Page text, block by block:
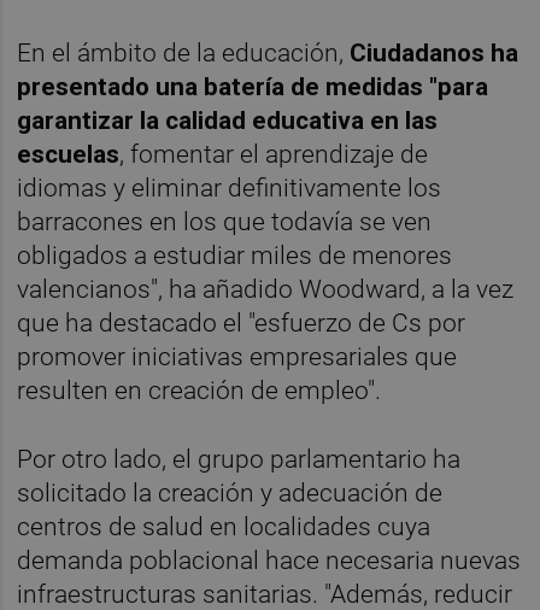
En el ámbito de la educación, Ciudadanos ha
presentado una batería de medidas "para
garantizar la calidad educativa en las
escuelas, fomentar el aprendizaje de
idiomas y eliminar definitivamente los
barracones en los que todavía se ven
obligados a estudiar miles de menores
valencianos", ha añadido Woodward, a la vez
que ha destacado el "esfuerzo de Cs por
promover iniciativas empresariales que
resulten en creación de empleo".
Por otro lado, el grupo parlamentario ha
solicitado la creación y adecuación de
centros de salud en localidades cuya
demanda poblacional hace necesaria nuevas
infraestructuras sanitarias. "Además, reducir